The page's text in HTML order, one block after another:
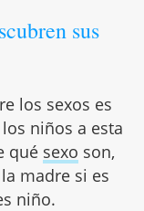
sus
los sexos es
niños a esta
qué sexo son,
madre si es
niño.